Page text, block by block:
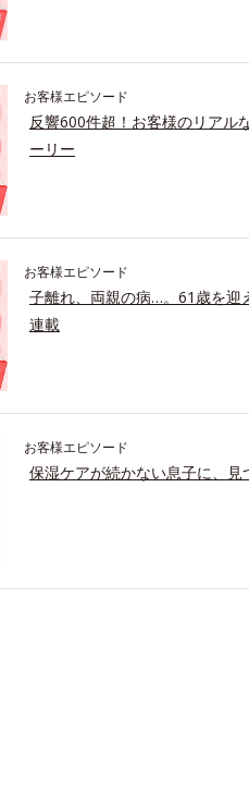
お客様エピソード
反響600件超！お客様のリアル
ーリー
お客様エピソード
子離れ、両親の病…。61歳を迎
連載
お客様エピソード
保湿ケアが続かない息子に、見